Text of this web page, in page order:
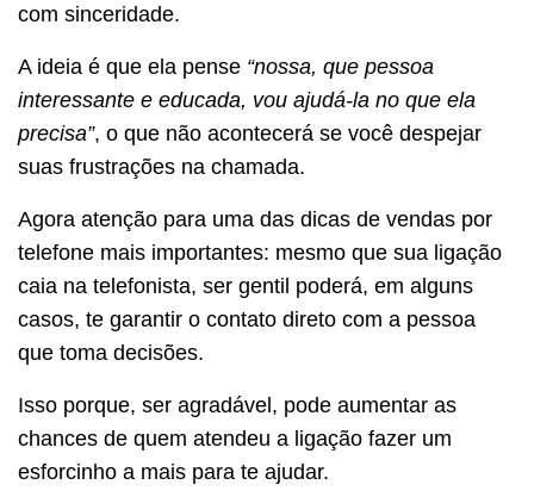
com sinceridade.
A ideia é que ela pense “nossa, que pessoa
interessante e educada, vou ajudá-la no que ela
precisa”, o que não acontecerá se você despejar
suas frustrações na chamada.
Agora atenção para uma das dicas de vendas por
telefone mais importantes: mesmo que sua ligação
caia na telefonista, ser gentil poderá, em alguns
casos, te garantir o contato direto com a pessoa
que toma decisões.
Isso porque, ser agradável, pode aumentar as
chances de quem atendeu a ligação fazer um
esforcinho a mais para te ajudar.